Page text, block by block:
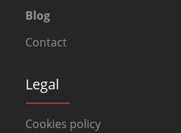
Blog
Contact
Legal
Cookies policy